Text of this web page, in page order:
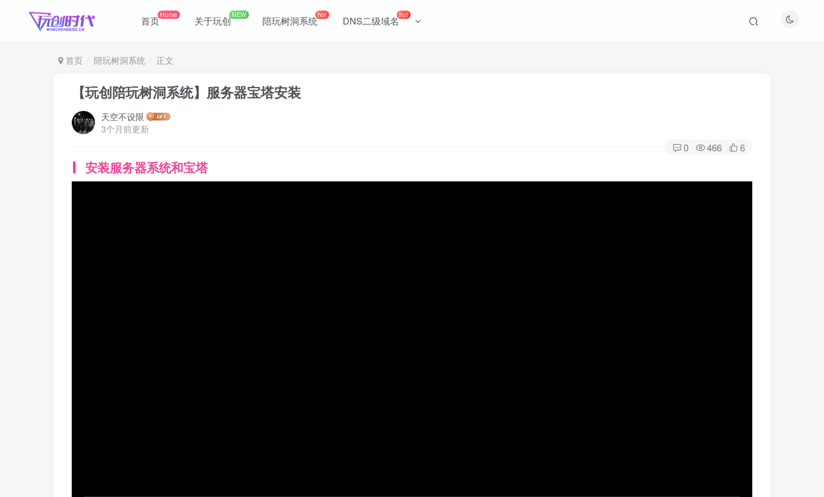
首页Home 关于玩创NEW 陪玩树洞系统hot DNS二级域名hot
首页 陪玩树洞系统 正文
【玩创陪玩树洞系统】服务器宝塔安装
天空不设限
3个月前更新
0 466 6
安装服务器系统和宝塔